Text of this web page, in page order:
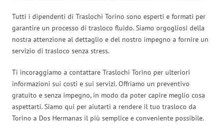
Tutti i dipendenti di Traslochi Torino sono esperti e formati per
garantire un processo di trasloco fluido. Siamo orgogliosi della
nostra attenzione al dettaglio e del nostro impegno a fornire un
servizio di trasloco senza stress.
Ti incoraggiamo a contattare Traslochi Torino per ulteriori
informazioni sui costi e sui servizi. Offriamo un preventivo
gratuito e senza impegno, in modo da poter capire meglio cosa
aspettarti. Siamo qui per aiutarti a rendere il tuo trasloco da
Torino a Dos Hermanas il più semplice e conveniente possibile.